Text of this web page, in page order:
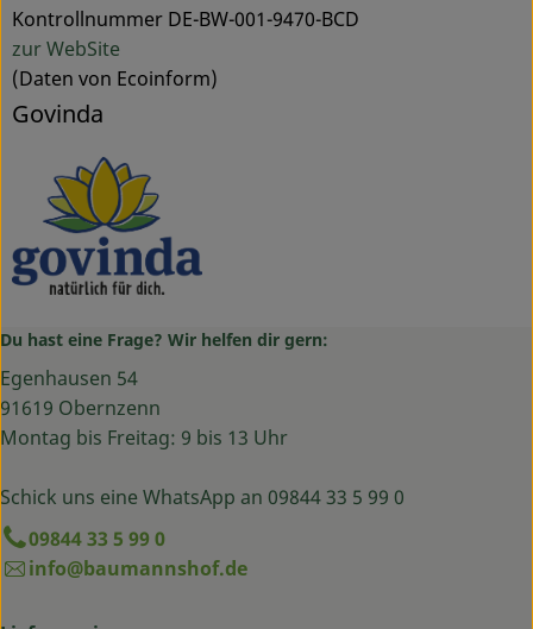
Kontrollnummer DE-BW-001-9470-BCD
zur WebSite
(Daten von Ecoinform)
Govinda
Du hast eine Frage? Wir helfen dir gern:
Egenhausen 54
91619 Obernzenn
Montag bis Freitag: 9 bis 13 Uhr
Schick uns eine WhatsApp an 09844 33 5 99 0
09844 33 5 99 0
info@baumannshof.de